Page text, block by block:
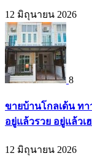
12 มิถุนายน 2026
8
ขายบ้านโกลเด้น ท
อยู่แล้วรวย อยู่แล้วเ
12 มิถุนายน 2026